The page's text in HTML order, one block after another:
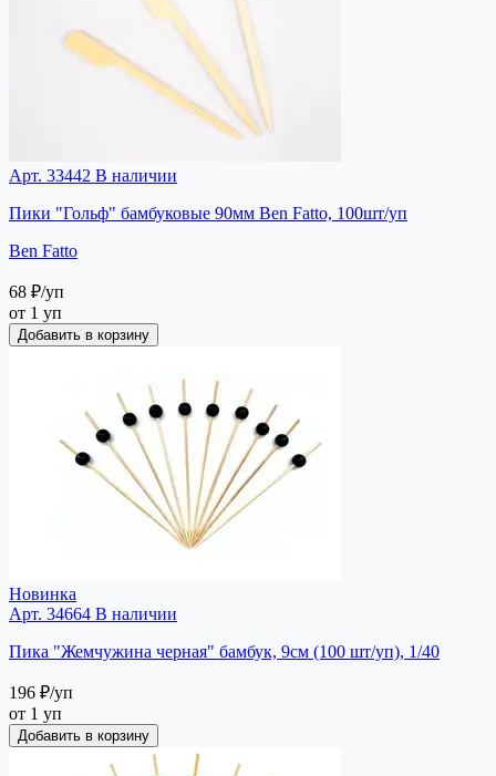
Арт. 33442 В наличии
Пики "Гольф" бамбуковые 90мм Ben Fatto, 100шт/уп
Ben Fatto
68 ₽/уп
от 1 уп
Добавить в корзину
Новинка
Арт. 34664 В наличии
Пика "Жемчужина черная" бамбук, 9см (100 шт/уп), 1/40
196 ₽/уп
от 1 уп
Добавить в корзину